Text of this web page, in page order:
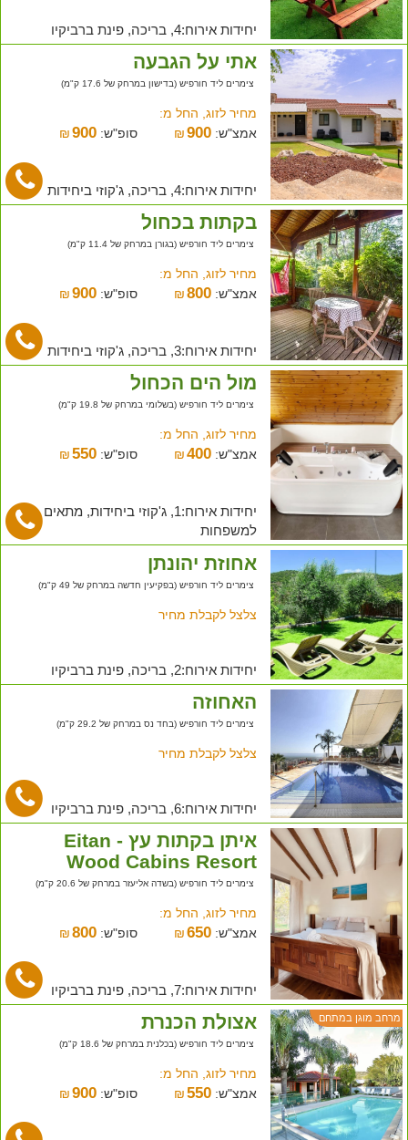
יחידות אירוח:4, בריכה, פינת ברביקיו
אתי על הגבעה
צימרים ליד חורפיש (בדישון במרחק של 17.6 ק"מ)
מחיר לזוג, החל מ:
אמצ"ש:
₪900 סופ"ש: ₪ 900
יחידות אירוח:4, בריכה, ג'קוזי ביחידות
בקתות בכחול
צימרים ליד חורפיש (בגורן במרחק של 11.4 ק"מ)
מחיר לזוג, החל מ:
אמצ"ש:
₪800 סופ"ש: ₪ 900
יחידות אירוח:3, בריכה, ג'קוזי ביחידות
מול הים הכחול
צימרים ליד חורפיש (בשלומי במרחק של 19.8 ק"מ)
מחיר לזוג, החל מ:
אמצ"ש:
₪400 סופ"ש: ₪ 550
יחידות אירוח:1, ג'קוזי ביחידות, מתאים
למשפחות
אחוזת יהונתן
צימרים ליד חורפיש (בפקיעין חדשה במרחק של 49 ק"מ)
צלצל לקבלת מחיר
יחידות אירוח:2, בריכה, פינת ברביקיו
האחוזה
צימרים ליד חורפיש (בחד נס במרחק של 29.2 ק"מ)
צלצל לקבלת מחיר
יחידות אירוח:6, בריכה, פינת ברביקיו
איתן בקתות עץ - Eitan
Wood Cabins Resort
צימרים ליד חורפיש (בשדה אליעזר במרחק של 20.6 ק"מ)
מחיר לזוג, החל מ:
אמצ"ש:
₪650 סופ"ש: ₪ 800
יחידות אירוח:7, בריכה, פינת ברביקיו
מרחב מוגן במתחם אצולת הכנרת
צימרים ליד חורפיש (בכלנית במרחק של 18.6 ק"מ)
מחיר לזוג, החל מ:
אמצ"ש:
₪550 סופ"ש: ₪ 900